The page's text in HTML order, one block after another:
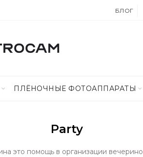
БЛОГ
ПЛЁНОЧНЫЕ ФОТОАППАРАТЫ
Party
это помощь в организации